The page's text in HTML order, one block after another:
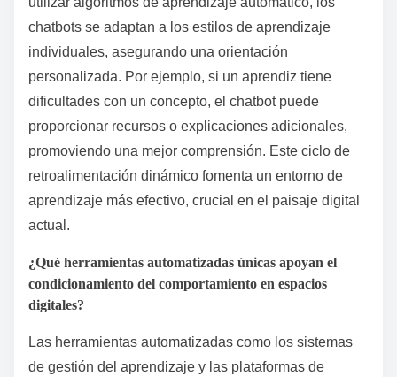
chatbots se adaptan a los estilos de aprendizaje
individuales, asegurando una orientación
personalizada. Por ejemplo, si un aprendiz tiene
dificultades con un concepto, el chatbot puede
proporcionar recursos o explicaciones adicionales,
promoviendo una mejor comprensión. Este ciclo de
retroalimentación dinámico fomenta un entorno de
aprendizaje más efectivo, crucial en el paisaje digital
actual.
¿Qué herramientas automatizadas únicas apoyan el
condicionamiento del comportamiento en espacios
digitales?
Las herramientas automatizadas como los sistemas
de gestión del aprendizaje y las plataformas de